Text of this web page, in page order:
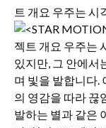
트 개요 우주는 시